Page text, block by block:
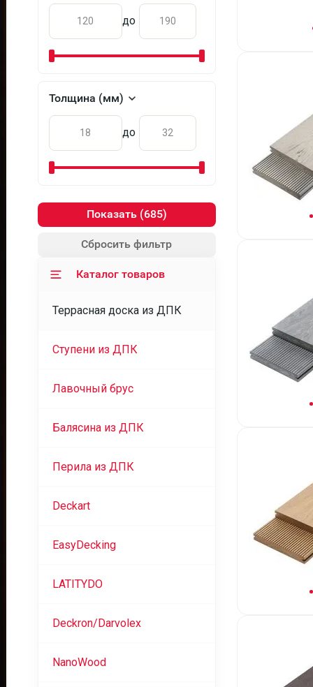
до
Толщина (мм)
до
Показать
Сбросить фильтр
Каталог товаров
Террасная доска из ДПК
Ступени из ДПК
Лавочный брус
Балясина из ДПК
Перила из ДПК
Deckart
EasyDecking
LATITYDO
Deckron/Darvolex
NanoWood